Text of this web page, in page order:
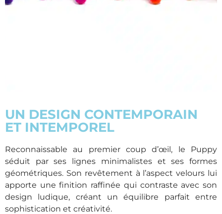
UN DESIGN CONTEMPORAIN
ET INTEMPOREL
Reconnaissable au premier coup d’œil, le Puppy
séduit par ses lignes minimalistes et ses formes
géométriques. Son revêtement à l’aspect velours lui
apporte une finition raffinée qui contraste avec son
design ludique, créant un équilibre parfait entre
sophistication et créativité.